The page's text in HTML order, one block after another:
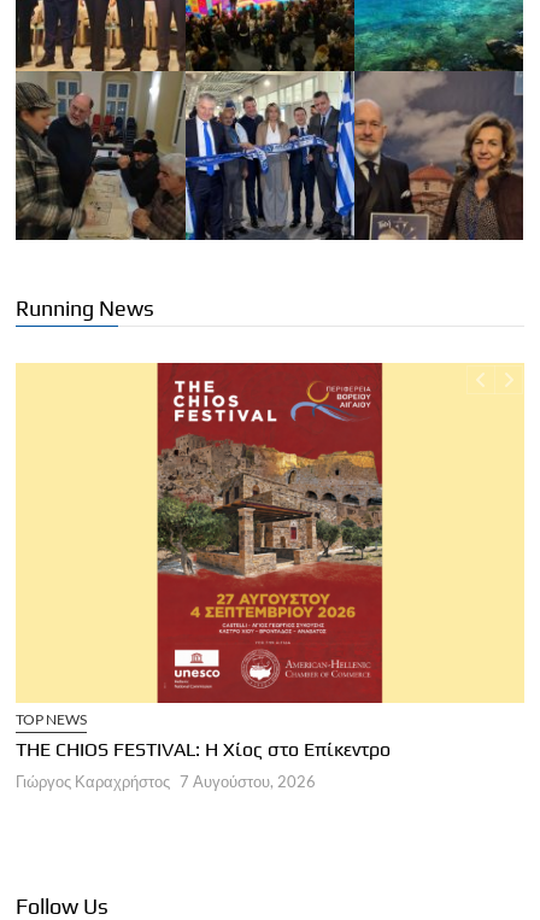
Running News
TOP NEWS
THE CHIOS FESTIVAL: Η Χίος στο Επίκεντρο
Γιώργος Καραχρήστος 7 Αυγούστου, 2026
Follow Us